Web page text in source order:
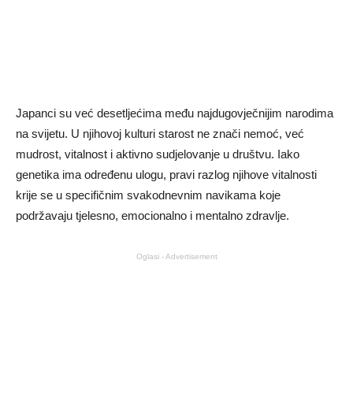
Japanci su već desetljećima među najdugovječnijim narodima
na svijetu. U njihovoj kulturi starost ne znači nemoć, već
mudrost, vitalnost i aktivno sudjelovanje u društvu. Iako
genetika ima određenu ulogu, pravi razlog njihove vitalnosti
krije se u specifičnim svakodnevnim navikama koje
podržavaju tjelesno, emocionalno i mentalno zdravlje.
Oglasi - Advertisement